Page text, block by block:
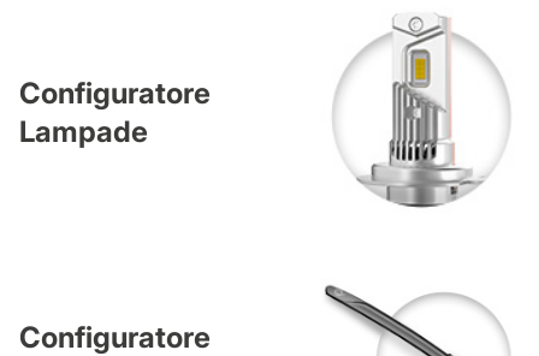
Configuratore
Lampade
Configuratore